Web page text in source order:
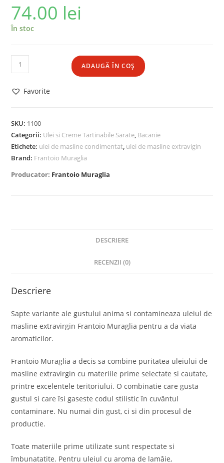
74.00 lei
În stoc
ADAUGĂ ÎN COȘ
Favorite
SKU: 1100
Categorii: Ulei si Creme Tartinabile Sarate, Bacanie
Etichete: ulei de masline condimentat, ulei de masline extravigin
Brand: Frantoio Muraglia
Producator: Frantoio Muraglia
DESCRIERE
RECENZII (0)
Descriere
Sapte variante ale gustului anima si contamineaza uleiul de
masline extravirgin Frantoio Muraglia pentru a da viata
aromaticilor.
Frantoio Muraglia a decis sa combine puritatea uleiului de
masline extravirgin cu materiile prime selectate si cautate,
printre excelentele teritoriului. O combinatie care gusta
gustul si care îsi gaseste codul stilistic în cuvântul
contaminare. Nu numai din gust, ci si din procesul de
productie.
Toate materiile prime utilizate sunt respectate si
îmbunatatite. Pentru uleiul cu aroma de lamâie,